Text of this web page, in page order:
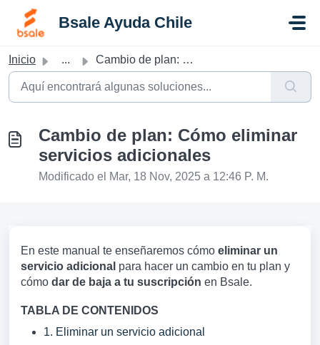
Saltar al contenido principal
Bsale Ayuda Chile
Inicio ... Cambio de plan: Cómo eliminar servicios adicionales
Cambio de plan: Cómo eliminar
servicios adicionales
Modificado el Mar, 18 Nov, 2025 a 12:46 P. M.
En este manual te enseñaremos cómo eliminar un
servicio adicional para hacer un cambio en tu plan y
cómo dar de baja a tu suscripción en Bsale.
TABLA DE CONTENIDOS
1. Eliminar un servicio adicional